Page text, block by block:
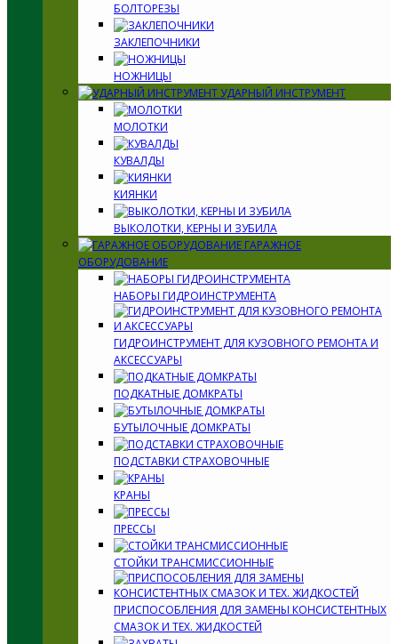
БОЛТОРЕЗЫ
ЗАКЛЕПОЧНИКИ
НОЖНИЦЫ
УДАРНЫЙ ИНСТРУМЕНТ
МОЛОТКИ
КУВАЛДЫ
КИЯНКИ
ВЫКОЛОТКИ, КЕРНЫ И ЗУБИЛА
ГАРАЖНОЕ
ОБОРУДОВАНИЕ
НАБОРЫ ГИДРОИНСТРУМЕНТА
ГИДРОИНСТРУМЕНТ ДЛЯ КУЗОВНОГО РЕМОНТА И
АКСЕССУАРЫ
ПОДКАТНЫЕ ДОМКРАТЫ
БУТЫЛОЧНЫЕ ДОМКРАТЫ
ПОДСТАВКИ СТРАХОВОЧНЫЕ
КРАНЫ
ПРЕССЫ
СТОЙКИ ТРАНСМИССИОННЫЕ
ПРИСПОСОБЛЕНИЯ ДЛЯ ЗАМЕНЫ КОНСИСТЕНТНЫХ
СМАЗОК И ТЕХ. ЖИДКОСТЕЙ